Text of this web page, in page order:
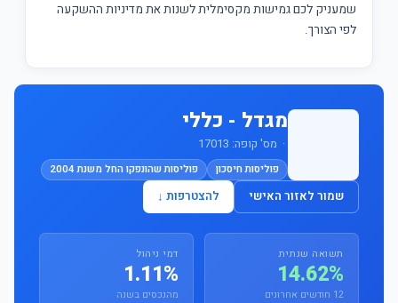
שמעניק לכם גמישות מקסימלית לשנות את מדיניות ההשקעה
לפי הצורך.
מגדל - כללי
· מס' קופה: 17013
פוליסות חיסכון פוליסות שהונפקו החל משנת 2004
שמור לאזור האישי להצטרפות ↓
תשואה שנתית
14.62%
12 חודשים אחרונים
דמי ניהול
1.11%
מהנכסים בשנה